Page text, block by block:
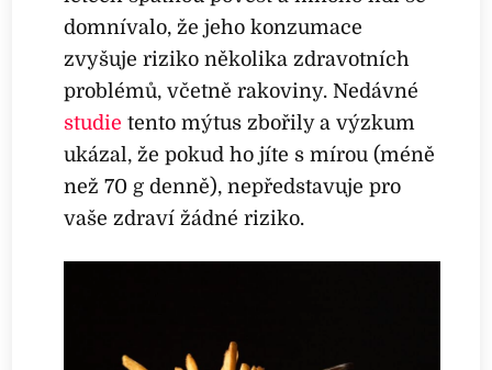
domnívalo, že jeho konzumace
zvyšuje riziko několika zdravotních
problémů, včetně rakoviny. Nedávné
studie tento mýtus zbořily a výzkum
ukázal, že pokud ho jíte s mírou (méně
než 70 g denně), nepředstavuje pro
vaše zdraví žádné riziko.